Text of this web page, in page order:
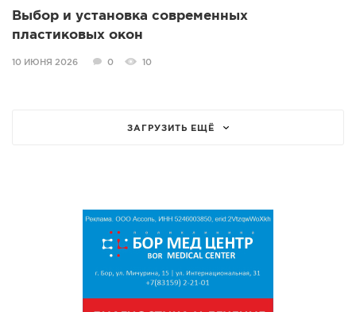
Выбор и установка современных
пластиковых окон
10 ИЮНЯ 2026 0 10
ЗАГРУЗИТЬ ЕЩЁ